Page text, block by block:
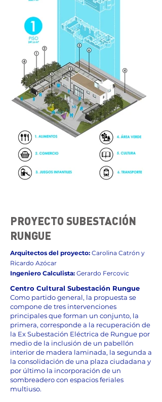
PROYECTO SUBESTACIÓN
RUNGUE
Arquitectos del proyecto: Carolina Catrón y
Ricardo Azócar
Ingeniero Calculista: Gerardo Fercovic
Centro Cultural Subestación Rungue
Como partido general, la propuesta se
compone de tres intervenciones
principales que forman un conjunto, la
primera, corresponde a la recuperación de
la Ex Subestación Eléctrica de Rungue por
medio de la inclusión de un pabellón
interior de madera laminada, la segunda a
la consolidación de una plaza ciudadana y
por último la incorporación de un
sombreadero con espacios feriales
multiuso.